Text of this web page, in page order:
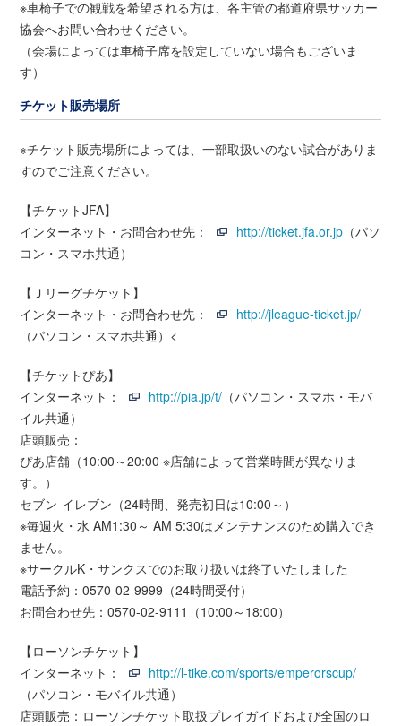
※車椅子での観戦を希望される方は、各主管の都道府県サッカー
協会へお問い合わせください。
（会場によっては車椅子席を設定していない場合もございま
す）
チケット販売場所
※チケット販売場所によっては、一部取扱いのない試合がありま
すのでご注意ください。
【チケットJFA】
インターネット・お問合わせ先：
http://ticket.jfa.or.jp （パソ
コン・スマホ共通）
【Ｊリーグチケット】
インターネット・お問合わせ先：
http://jleague-ticket.jp/
（パソコン・スマホ共通）<
【チケットぴあ】
インターネット：
http://pia.jp/t/ （パソコン・スマホ・モバ
イル共通）
店頭販売：
ぴあ店舗（10:00～20:00 ※店舗によって営業時間が異なりま
す。）
セブン-イレブン（24時間、発売初日は10:00～）
※毎週火・水 AM1:30～ AM 5:30はメンテナンスのため購入でき
ません。
※サークルK・サンクスでのお取り扱いは終了いたしました
電話予約：0570-02-9999（24時間受付）
お問合わせ先：0570-02-9111（10:00～18:00）
【ローソンチケット】
インターネット：
http://l-tike.com/sports/emperorscup/
（パソコン・モバイル共通）
店頭販売：ローソンチケット取扱プレイガイドおよび全国のロ